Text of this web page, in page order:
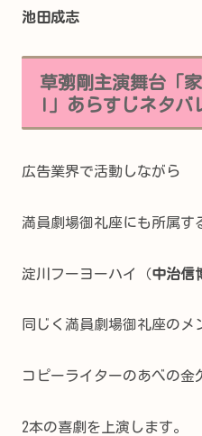
池田成志
草彅剛主演舞台「
I」あらすじネタバ
広告業界で活動しながら
満員劇場御礼座にも所属す
淀川フーヨーハイ（中治信
同じく満員劇場御礼座のメ
コピーライターのあべの金
2本の喜劇を上演します。